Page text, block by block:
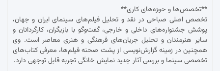
**تخصص‌ها و حوزه‌های کاری**
تخصص اصلی صباحی در نقد و تحلیل فیلم‌های سینمای ایران و جهان،
پوشش جشنواره‌های داخلی و خارجی، گفت‌وگو با بازیگران، کارگردانان و
سایر هنرمندان و تحلیل جریان‌های فرهنگی و هنری معاصر است. وی
همچنین در زمینه گزارش‌نویسی از پشت صحنه فیلم‌ها، معرفی کتاب‌های
تخصصی سینما و بررسی آثار جدید نمایش خانگی تجربه قابل توجهی دارد.